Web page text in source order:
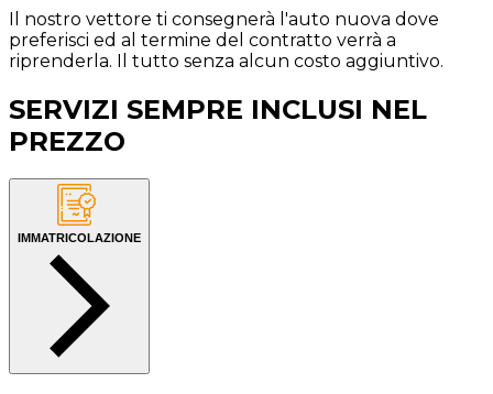
Il nostro vettore ti consegnerà l'auto nuova dove
preferisci ed al termine del contratto verrà a
riprenderla. Il tutto senza alcun costo aggiuntivo.
SERVIZI SEMPRE INCLUSI NEL
PREZZO
IMMATRICOLAZIONE